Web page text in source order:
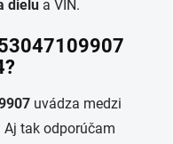
dielu a VIN.
uvádza medzi
tak odporúčam